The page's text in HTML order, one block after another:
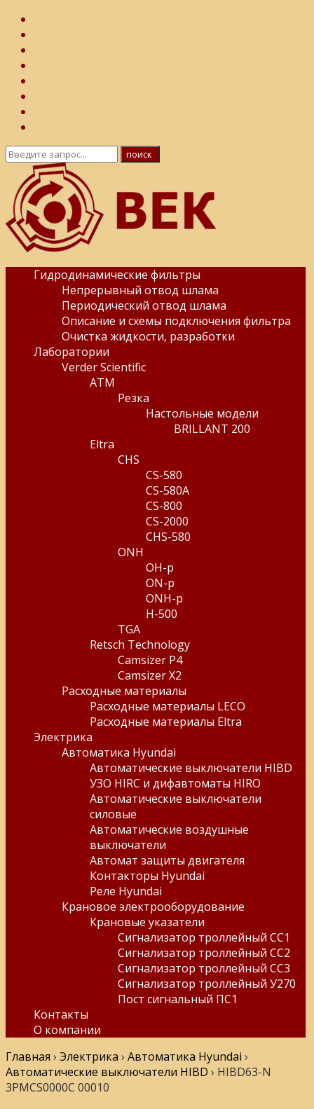
Гидродинамические фильтры
Непрерывный отвод шлама
Периодический отвод шлама
Описание и схемы подключения фильтра
Очистка жидкости, разработки
Лаборатории
Verder Scientific
ATM
Резка
Настольные модели
BRILLANT 200
Eltra
CHS
CS-580
CS-580A
CS-800
CS-2000
CHS-580
ONH
OH-p
ON-p
ONH-p
H-500
TGA
Retsch Technology
Camsizer P4
Camsizer X2
Расходные материалы
Расходные материалы LECO
Расходные материалы Eltra
Электрика
Автоматика Hyundai
Автоматические выключатели HIBD
УЗО HIRC и дифавтоматы HIRO
Автоматические выключатели
силовые
Автоматические воздушные
выключатели
Автомат защиты двигателя
Контакторы Hyundai
Реле Hyundai
Крановое электрооборудование
Крановые указатели
Сигнализатор троллейный СС1
Сигнализатор троллейный СС2
Сигнализатор троллейный СС3
Сигнализатор троллейный У270
Пост сигнальный ПС1
Контакты
О компании
Главная › Электрика › Автоматика Hyundai ›
Автоматические выключатели HIBD › HIBD63-N
3PMCS0000C 00010